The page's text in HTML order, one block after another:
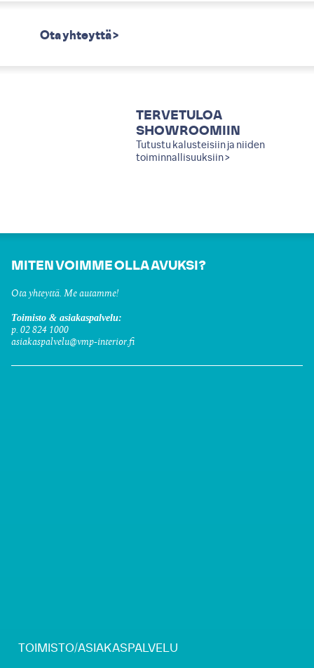
Ota yhteyttä >
TERVETULOA
SHOWROOMIIN
Tutustu kalusteisiin ja niiden
toiminnallisuuksiin >
MITEN VOIMME OLLA AVUKSI?
Ota yhteyttä. Me autamme!
Toimisto & asiakaspalvelu:
p. 02 824 1000
asiakaspalvelu@vmp-interior.fi
TOIMISTO/ASIAKASPALVELU